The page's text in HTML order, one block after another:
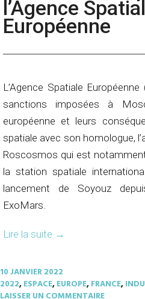
l’Agence
Européenne
L’Agence Spatiale
sanctions imposées à
européenne et leurs
spatiale avec son homologue,
Roscosmos qui est
la station spatiale
lancement de Soyouz
ExoMars.
Lire la suite →
10 JANVIER 2022
2022,ESPACE,EUROPE,FRANCE,
LAISSER UN COMMENTAIRE